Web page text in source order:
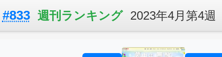
#833 週刊ランキング 2023年4月第4週